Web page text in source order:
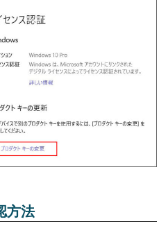
方法